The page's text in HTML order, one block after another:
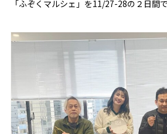
「ふぞくマルシェ」を11/27-28の２日間